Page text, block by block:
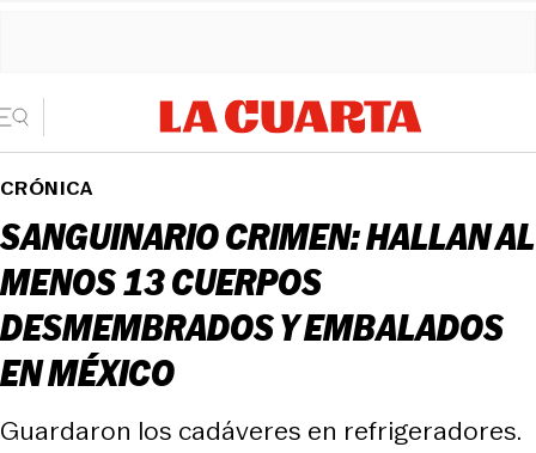
CRÓNICA
SANGUINARIO CRIMEN: HALLAN AL
MENOS 13 CUERPOS
DESMEMBRADOS Y EMBALADOS
EN MÉXICO
Guardaron los cadáveres en refrigeradores.